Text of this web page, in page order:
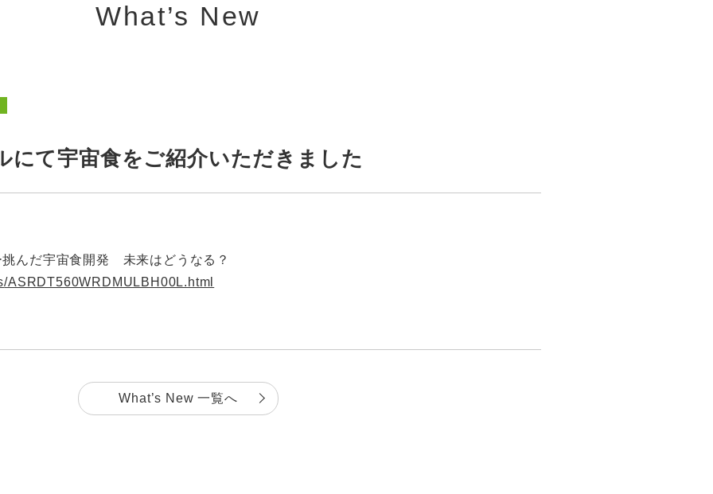
What’s New
にて宇宙食をご紹介いただきました
んだ宇宙食開発 未来はどうなる？
/ASRDT560WRDMULBH00L.html
What’s New 一覧へ